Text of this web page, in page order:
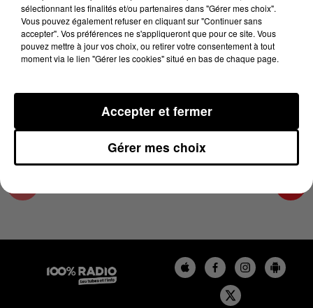
15 août 2024 - 3 min 5 sec
LES INFOS DU PAYS CATALAN DU 15/08/2024
À 18H00
Podcasts infos du Pays Catalan
sélectionnant les finalités et/ou partenaires dans "Gérer mes choix".
Vous pouvez également refuser en cliquant sur "Continuer sans
accepter". Vos préférences ne s'appliqueront que pour ce site. Vous
pouvez mettre à jour vos choix, ou retirer votre consentement à tout
moment via le lien "Gérer les cookies" situé en bas de chaque page.
Gérer mes choix
Accepter et fermer